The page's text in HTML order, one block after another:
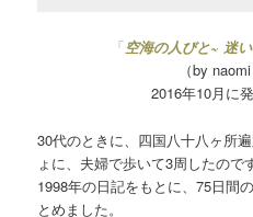
「空海の人びと~ 迷
（by
2016年10月に
30代のときに、四国八十八ヶ所
ょに、夫婦で歩いて3周したの
1998年の日記をもとに、75日間
とめました。